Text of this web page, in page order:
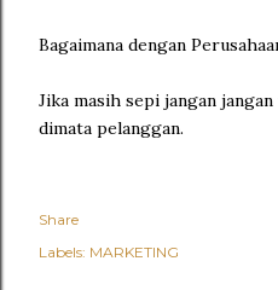
Bagaimana dengan
Jika masih sepi jangan
dimata pelanggan.
Share
Labels: MARKETING